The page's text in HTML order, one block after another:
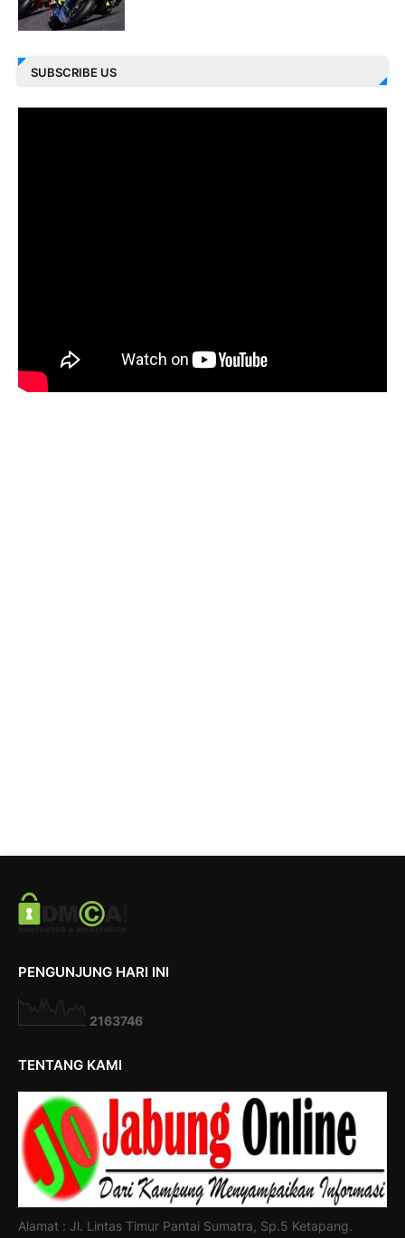
SUBSCRIBE US
PENGUNJUNG HARI INI
2163746
TENTANG KAMI
Alamat : Jl. Lintas Timur Pantai Sumatra, Sp.5 Ketapang.